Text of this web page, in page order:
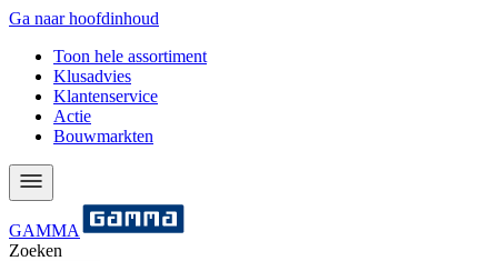
Ga naar hoofdinhoud
Toon hele assortiment
Klusadvies
Klantenservice
Actie
Bouwmarkten
GAMMA
Zoeken